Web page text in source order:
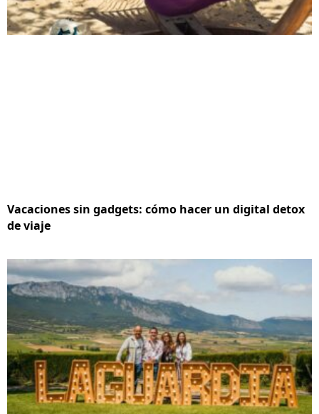
Vacaciones sin gadgets: cómo hacer un digital detox
de viaje